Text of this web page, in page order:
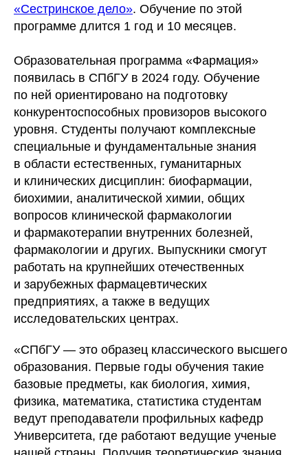
«Сестринское дело». Обучение по этой
программе длится 1 год и 10 месяцев.
Образовательная программа «Фармация»
появилась в СПбГУ в 2024 году. Обучение
по ней ориентировано на подготовку
конкурентоспособных провизоров высокого
уровня. Студенты получают комплексные
специальные и фундаментальные знания
в области естественных, гуманитарных
и клинических дисциплин: биофармации,
биохимии, аналитической химии, общих
вопросов клинической фармакологии
и фармакотерапии внутренних болезней,
фармакологии и других. Выпускники смогут
работать на крупнейших отечественных
и зарубежных фармацевтических
предприятиях, а также в ведущих
исследовательских центрах.
«СПбГУ — это образец классического высшего
образования. Первые годы обучения такие
базовые предметы, как биология, химия,
физика, математика, статистика студентам
ведут преподаватели профильных кафедр
Университета, где работают ведущие ученые